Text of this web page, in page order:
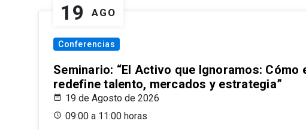
19 AGO
Conferencias
Seminario: “El Activo que Ignoramos: Cómo
redefine talento, mercados y estrategia”
19 de Agosto de 2026
09:00 a 11:00 horas